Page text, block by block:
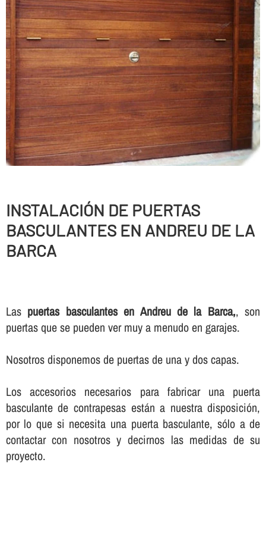
INSTALACIÓN DE PUERTAS
BASCULANTES EN ANDREU DE LA
BARCA
Las puertas basculantes en Andreu de la Barca,, son
puertas que se pueden ver muy a menudo en garajes.
Nosotros disponemos de puertas de una y dos capas.
Los accesorios necesarios para fabricar una puerta
basculante de contrapesas están a nuestra disposición,
por lo que si necesita una puerta basculante, sólo a de
contactar con nosotros y decirnos las medidas de su
proyecto.